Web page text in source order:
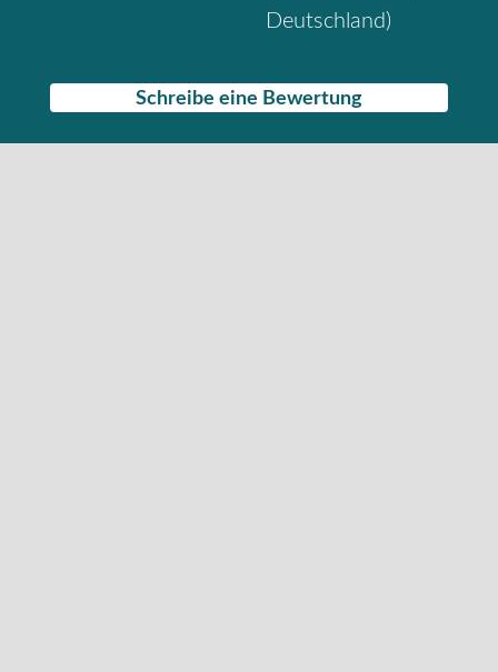
Deutschland)
Schreibe eine Bewertung